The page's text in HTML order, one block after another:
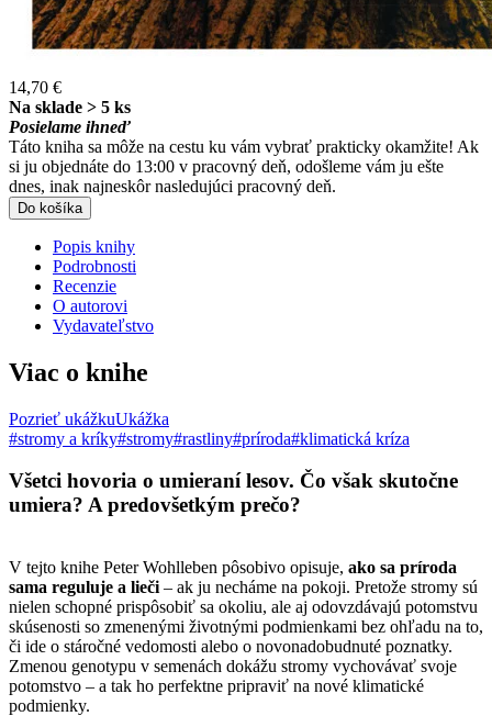
14,70 €
Na sklade > 5 ks
Posielame ihneď
Táto kniha sa môže na cestu ku vám vybrať prakticky okamžite! Ak
si ju objednáte do 13:00 v pracovný deň, odošleme vám ju ešte
dnes, inak najneskôr nasledujúci pracovný deň.
Do košíka
Popis knihy
Podrobnosti
Recenzie
O autorovi
Vydavateľstvo
Viac o knihe
Pozrieť ukážkuUkážka
#stromy a kríky#stromy#rastliny#príroda#klimatická kríza
Všetci hovoria o umieraní lesov. Čo však skutočne
umiera? A predovšetkým prečo?
V tejto knihe Peter Wohlleben pôsobivo opisuje, ako sa príroda
sama reguluje a lieči – ak ju necháme na pokoji. Pretože stromy sú
nielen schopné prispôsobiť sa okoliu, ale aj odovzdávajú potomstvu
skúsenosti so zmenenými životnými podmienkami bez ohľadu na to,
či ide o stáročné vedomosti alebo o novonadobudnuté poznatky.
Zmenou genotypu v semenách dokážu stromy vychovávať svoje
potomstvo – a tak ho perfektne pripraviť na nové klimatické
podmienky.